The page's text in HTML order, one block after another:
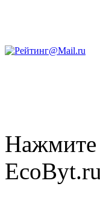
Нажмите